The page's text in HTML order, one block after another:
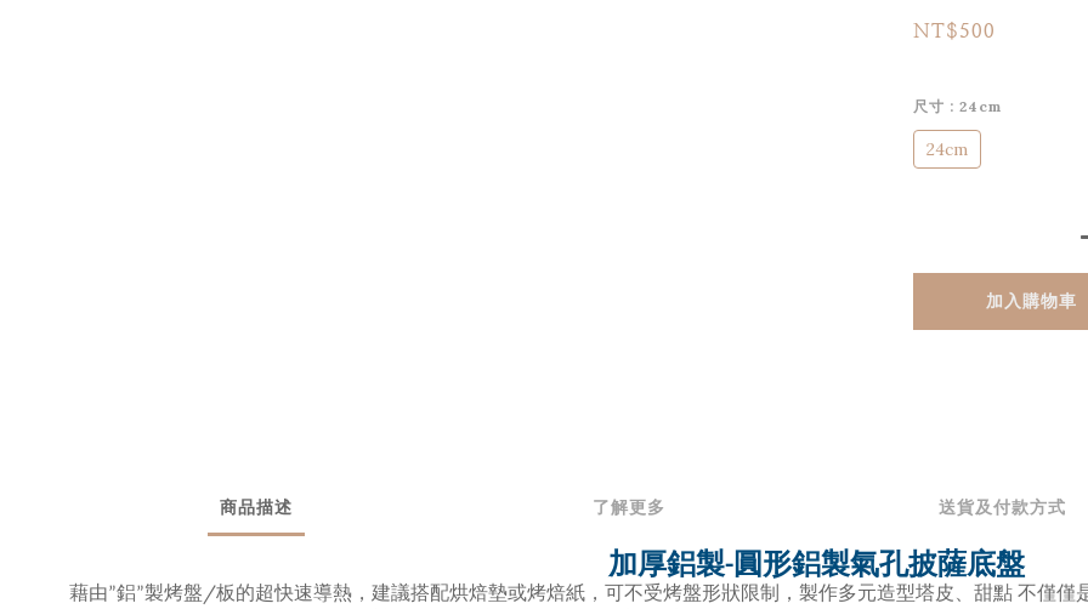
NT$500
尺寸 : 24cm
24cm
加入購物車
商品描述 了解更多 送貨及付款方式
加厚鋁製-圓形鋁製氣孔披薩底盤
藉由”鋁”製烤盤 /板的超快速導熱，建議搭配烘焙墊或烤焙紙，可不受烤盤形狀限制，製作多元造型塔皮、甜點 不僅僅